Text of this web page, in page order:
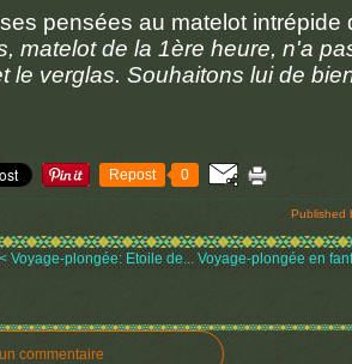
pensées au matelot intrépide
matelot de la 1ère heure, n'a
le verglas. Souhaitons lui de
Repost 0
Published
Voyage-plongée: Etoile de... Voyage-plongée en
commentaire